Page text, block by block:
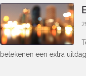
betekenen een extra